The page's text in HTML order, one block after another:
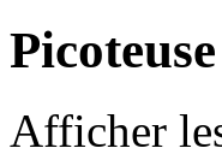
Afficher